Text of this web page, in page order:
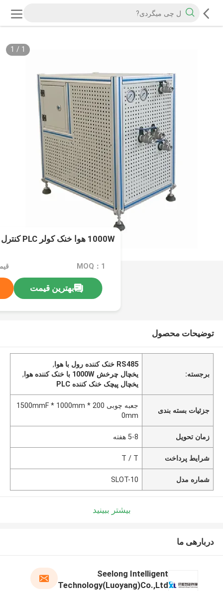
1
/
1
1000W هوا خنک کولر PLC کنترل میکرو کامپیوتر
MOQ：1
بهترین قیمت
توضیحات محصول
برجسته:
RS485 خنک کننده رول با هوا
,
یخچال چرخش 1000W با خنک کننده هوا
,
یخچال پیچک خنک کننده PLC
جزئیات بسته بندی
جعبه چوبی 1500mmF * 1000mm * 200
0mm
زمان تحویل 5-8 هفته
شرایط پرداخت T / T
شماره مدل SLOT-10
بیشتر ببینید
دربارهی ما
Seelong Intelligent
Technology(Luoyang)Co.,Ltd